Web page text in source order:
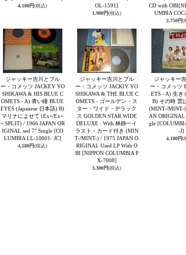
4,180円(税込)
OL-1591]
1,980円(税込)
CD with OBI
UMBIA
2,750円(
ジャッキー吉川とブル
ー・コメッツ JACKEY YO
SHIKAWA & HIS BLUE C
OMETS - A) 青い瞳 BLUE
EYES (Japanese 日本語) B)
マリナによせて (Ex+/Ex+
+ SPLIT) / 1966 JAPAN OR
IGINAL sed 7" Single [CO
LUMBIA LL-10001- JC]
4,180円(税込)
ジャッキー吉川とブル
ー・コメッツ JACKIY YO
SHIKAWA & THE BLUE C
OMETS - ゴールデン・ス
ター・ワイド・デラック
ス GOLDEN STAR WIDE
DELUXE : With 林静一イ
ラスト・カード付き (MIN
T-/MINT-) / 1975 JAPAN O
RIGINAL Used LP With O
BI [NIPPON COLUMBIA P
X-7008]
3,300円(税込)
ジャッキー
ー・コメッツ
ETS - A) 生き
B) その時 雲
(MINT-/MINT-)
AN ORIGINAL
gle
-J]
4,180円(